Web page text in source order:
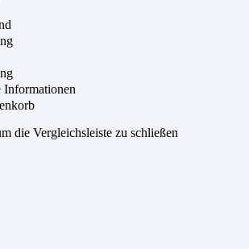
Informationen
die Vergleichsleiste zu schließen